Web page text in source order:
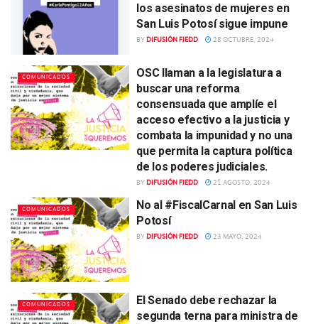
los asesinatos de mujeres en
San Luis Potosí sigue impune
BY DIFUSIÓN FJEDD 28 OCTUBRE, 2024
COMUNICADOS
OSC llaman a la legislatura a
buscar una reforma
consensuada que amplíe el
acceso efectivo a la justicia y
combata la impunidad y no una
que permita la captura política
de los poderes judiciales.
BY DIFUSIÓN FJEDD 21 AGOSTO, 2024
COMUNICADOS
No al #FiscalCarnal en San Luis
Potosí
BY DIFUSIÓN FJEDD 23 MAYO, 2024
COMUNICADOS
El Senado debe rechazar la
segunda terna para ministra de